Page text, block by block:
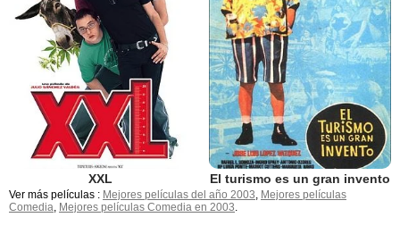
XXL El turismo es un gran invento
Ver más películas : Mejores películas del año 2003 Mejores películas
Comedia Mejores películas Comedia en 2003